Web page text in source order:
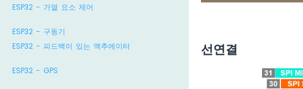
ESP32 - 가열 요소 제어
ESP32 - 구동기
ESP32 - 피드백이 있는 액추에이터
ESP32 - GPS
선연결